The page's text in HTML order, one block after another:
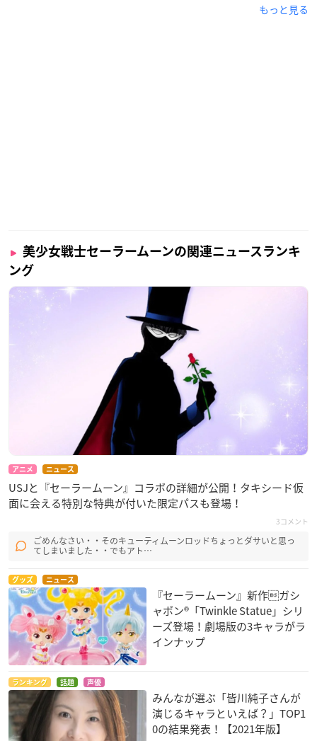
【更新】劇場版「美少女戦士セーラームーンEternal」公開
を記念して、全国上映劇場(一部劇場を除く)にて『オリジナ
ルドリンクカップホルダー』の販売が決定いたしました！
2020年12月19日(土)より順次各劇場にて販売開始となりま
https://t.co/q1oclzq9oTpic.twitter.com/Mses85y85v
— セーラームーン30th公式 (@sailormoon30th_)
もっと見る
美少女戦士セーラームーンの関連ニュースランキ
ング
アニメ ニュース
USJと『セーラームーン』コラボの詳細が公開！タキシード仮
面に会える特別な特典が付いた限定パスも登場！
3コメント
ごめんなさい・・そのキューティムーンロッドちょっとダサいと思っ
てしまいました・・でもアト…
グッズ ニュース
『セーラームーン』新作ガシ
ャポン®「Twinkle Statue」シリ
ーズ登場！劇場版の3キャラがラ
インナップ
ランキング 話題 声優
みんなが選ぶ「皆川純子さんが
演じるキャラといえば？」TOP1
0の結果発表！【2021年版】